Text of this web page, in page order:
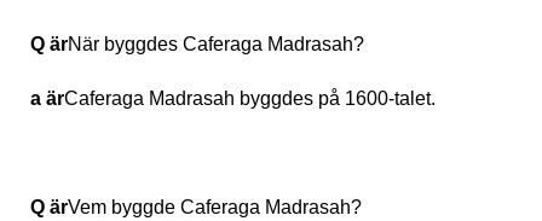
Q ärNär byggdes Caferaga Madrasah?
a ärCaferaga Madrasah byggdes på 1600-talet.
Q ärVem byggde Caferaga Madrasah?